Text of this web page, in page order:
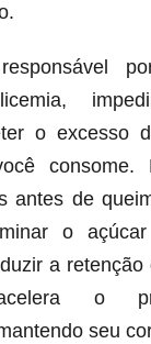
o excesso
consome.
antes de
o
a
o
seu